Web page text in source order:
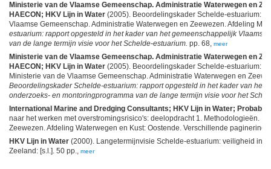
Ministerie van de Vlaamse Gemeenschap. Administratie Waterwegen en
HAECON; HKV Lijn in Water (2005). Beoordelingskader Schelde-estuarium:
Vlaamse Gemeenschap. Administratie Waterwegen en Zeewezen. Afdeling
estuarium: rapport opgesteld in het kader van het gemeenschappelijk
van de lange termijn visie voor het Schelde-estuarium. pp. 68, meer
Ministerie van de Vlaamse Gemeenschap. Administratie Waterwegen en
HAECON; HKV Lijn in Water (2005). Beoordelingskader Schelde-estuarium:
Ministerie van de Vlaamse Gemeenschap. Administratie Waterwegen en
Beoordelingskader Schelde-estuarium: rapport opgesteld in het kader van het
onderzoeks- en montoringprogramma van de lange termijn visie voor het
International Marine and Dredging Consultants; HKV Lijn in Water;
naar het werken met overstromingsrisico's: deelopdracht 1. Methodologieën.
Zeewezen. Afdeling Waterwegen en Kust: Oostende. Verschillende paginering
HKV Lijn in Water (2000). Langetermijnvisie Schelde-estuarium: veiligheid in
Zeeland: [s.l.]. 50 pp., meer